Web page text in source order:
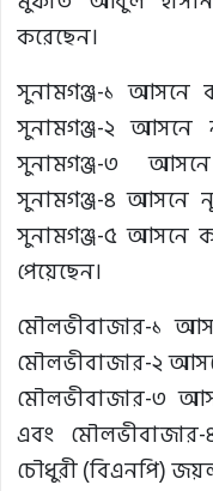
করেছেন।
সুনামগঞ্জ-১ আসনে
সুনামগঞ্জ-২ আসনে
সুনামগঞ্জ-৩
সুনামগঞ্জ-৪ আসনে
সুনামগঞ্জ-৫ আসনে
পেয়েছেন।
মৌলভীবাজার-১
মৌলভীবাজার-২
মৌলভীবাজার-৩
এবং
চৌধুরী (বিএনপি)